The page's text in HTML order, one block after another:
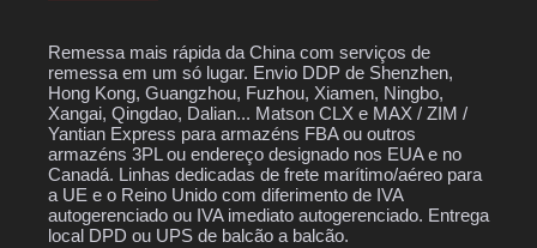
Remessa mais rápida da China com serviços de
remessa em um só lugar. Envio DDP de Shenzhen,
Hong Kong, Guangzhou, Fuzhou, Xiamen, Ningbo,
Xangai, Qingdao, Dalian... Matson CLX e MAX / ZIM /
Yantian Express para armazéns FBA ou outros
armazéns 3PL ou endereço designado nos EUA e no
Canadá. Linhas dedicadas de frete marítimo/aéreo para
a UE e o Reino Unido com diferimento de IVA
autogerenciado ou IVA imediato autogerenciado. Entrega
local DPD ou UPS de balcão a balcão.